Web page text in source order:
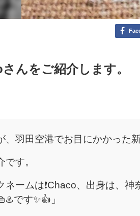
んをご紹介します。
、羽田空港でお目にかかった
です。
ネームは❗️Chaco、出身は、
です✨👍」